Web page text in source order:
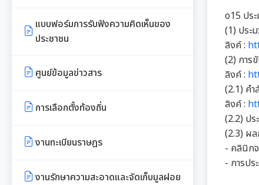
สังคม
ประชาสัมพันธ์อาเซียนปี ๒๕๖๒
เอกสารดาวน์โหลด: กองสวัสดิการ
และสิ่งแวดล้อม
หน้าที่
แบบบัญชีรายการที่ดินและสิ่งปลูก
ภ.ด.ส.4
บัญชีราคาประเมินทุนทรัพย์ที่ดินสิ่ง
บัญชีราคาประเมินทุนทรัพย์ (ห้อง
แบบฟอร์มการรับฟังความคิดเห็นของ
ประชาชน
ศูนย์ข้อมูลข่าวสาร
การเลือกตั้งท้องถิ่น
งานทะเบียนราษฎร
งานรักษาความสะอาดและจัดเก็บมูลฝอย
o15 ปร
(1) ประ
ลิงค์ :
(2) การ
ลิงค์ :
(2.1) ค
ลิงค์ :
(2.2) ป
(2.3) ผ
- คลินิก
- การปร